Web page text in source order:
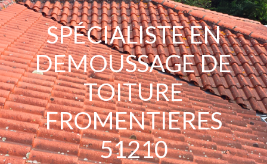
SPÉCIALISTE EN
DEMOUSSAGE DE
TOITURE
FROMENTIERES
51210